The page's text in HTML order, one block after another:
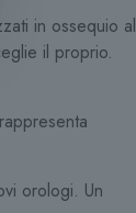
in ossequio al
il proprio.
orologi. Un